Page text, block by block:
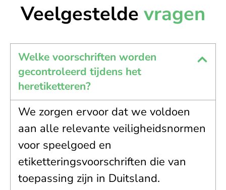
Veelgestelde vragen
Welke voorschriften worden
gecontroleerd tijdens het
heretiketteren?
We zorgen ervoor dat we voldoen
aan alle relevante veiligheidsnormen
voor speelgoed en
etiketteringsvoorschriften die van
toepassing zijn in Duitsland.